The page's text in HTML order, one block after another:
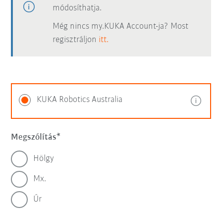
módosíthatja.
Még nincs my.KUKA Account-ja? Most
regisztráljon itt.
KUKA Robotics Australia
Megszólítás
Hölgy
Mx.
Úr